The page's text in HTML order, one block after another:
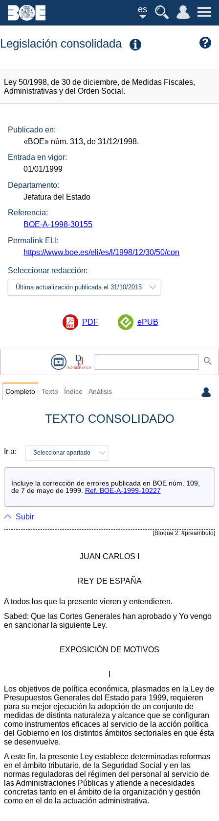
es
Legislación consolidada
Ley 50/1998, de 30 de diciembre, de Medidas Fiscales,
Administrativas y del Orden Social.
Publicado en:
«BOE» núm. 313, de 31/12/1998.
Entrada en vigor:
01/01/1999
Departamento:
Jefatura del Estado
Referencia:
BOE-A-1998-30155
Permalink ELI:
https://www.boe.es/eli/es/l/1998/12/30/50/con
Seleccionar redacción:
Última actualización publicada el 31/10/2015
PDF ePUB
Completo Texto Índice Análisis
TEXTO CONSOLIDADO
Ir a: Seleccionar apartado
Incluye la corrección de errores publicada en BOE núm. 109,
de 7 de mayo de 1999.
Ref. BOE-A-1999-10227
Subir
[Bloque 2: #preambulo]
JUAN CARLOS I
REY DE ESPAÑA
A todos los que la presente vieren y entendieren.
Sabed: Que las Cortes Generales han aprobado y Yo vengo
en sancionar la siguiente Ley.
EXPOSICIÓN DE MOTIVOS
Los objetivos de política económica, plasmados en la Ley de
Presupuestos Generales del Estado para 1999, requieren
para su mejor ejecución la adopción de un conjunto de
medidas de distinta naturaleza y alcance que se configuran
como instrumentos eficaces al servicio de la acción política
del Gobierno en los distintos ámbitos sectoriales en que ésta
se desenvuelve.
A este fin, la presente Ley establece determinadas reformas
en el ámbito tributario, de la Seguridad Social y en las
normas reguladoras del régimen del personal al servicio de
las Administraciones Públicas y atiende a necesidades
concretas tanto en el ámbito de la organización y gestión
como en el de la actuación administrativa.